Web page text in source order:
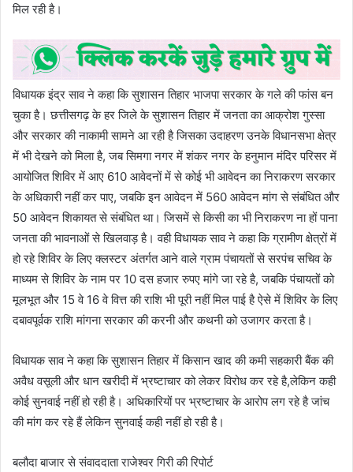
मिल रही है।
विधायक इंद्र साव ने कहा कि सुशासन तिहार भाजपा सरकार के गले की फांस बन
चुका है। छत्तीसगढ़ के हर जिले के सुशासन तिहार में जनता का आक्रोश गुस्सा
और सरकार की नाकामी सामने आ रही है जिसका उदाहरण उनके विधानसभा क्षेत्र
में भी देखने को मिला है, जब सिमगा नगर में शंकर नगर के हनुमान मंदिर परिसर में
आयोजित शिविर में आए 610 आवेदनों में से कोई भी आवेदन का निराकरण सरकार
के अधिकारी नहीं कर पाए, जबकि इन आवेदन में 560 आवेदन मांग से संबंधित और
50 आवेदन शिकायत से संबंधित था। जिसमें से किसी का भी निराकरण ना हों पाना
जनता की भावनाओं से खिलवाड़ है। वही विधायक साव ने कहा कि ग्रामीण क्षेत्रों में
हो रहे शिविर के लिए क्लस्टर अंतर्गत आने वाले ग्राम पंचायतों से सरपंच सचिव के
माध्यम से शिविर के नाम पर 10 दस हजार रुपए मांगे जा रहे है, जबकि पंचायतों को
मूलभूत और 15 वे 16 वे वित्त की राशि भी पूरी नहीं मिल पाई है ऐसे में शिविर के लिए
दबावपूर्वक राशि मांगना सरकार की करनी और कथनी को उजागर करता है।
विधायक साव ने कहा कि सुशासन तिहार में किसान खाद की कमी सहकारी बैंक की
अवैध वसूली और धान खरीदी में भ्रष्टाचार को लेकर विरोध कर रहे है,लेकिन कही
कोई सुनवाई नहीं हो रही है। अधिकारियों पर भ्रष्टाचार के आरोप लग रहे है जांच
की मांग कर रहे हैं लेकिन सुनवाई कही नहीं हो रही है।
बलौदा बाजार से संवाददाता राजेश्वर गिरी की रिपोर्ट